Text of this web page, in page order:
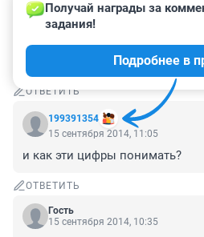
больным детям денег нет
наши родственники не убежали
другую область Украины,
ОТВЕТИТЬ
199391354
Получай награды за
задания!
Подробнее в
15 сентября 2014, 11:05
и как эти цифры понимать?
ОТВЕТИТЬ
Гость
15 сентября 2014, 10:35